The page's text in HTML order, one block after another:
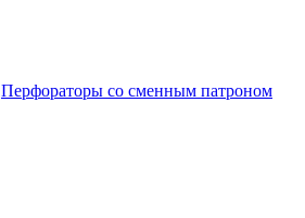
Перфораторы со сменным патроном